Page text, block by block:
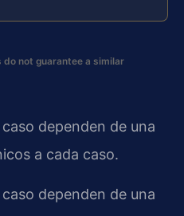
not guarantee a similar
dependen de una
a cada caso.
dependen de una